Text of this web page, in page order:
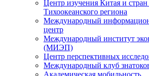
Центр изучения Китая и
Тихоокеанского региона
Международный
центр
Международный институт
(МИЭП)
Центр перспективных
Международный клуб
Академическая мобильность